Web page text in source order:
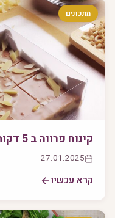
מתכונים
קינוח פרווה ב 5 דקות בלי מיקסר ותנור
27.01.2025
קרא עכשיו